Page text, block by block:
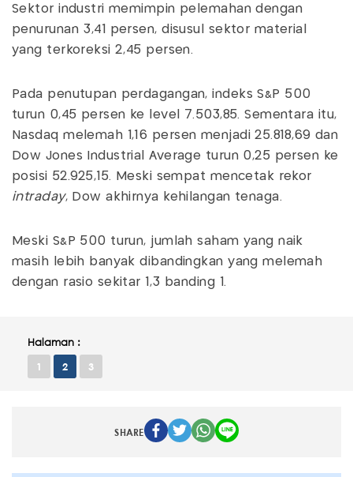
Sektor industri memimpin pelemahan dengan
penurunan 3,41 persen, disusul sektor material
yang terkoreksi 2,45 persen.
Pada penutupan perdagangan, indeks S&P 500
turun 0,45 persen ke level 7.503,85. Sementara itu,
Nasdaq melemah 1,16 persen menjadi 25.818,69 dan
Dow Jones Industrial Average turun 0,25 persen ke
posisi 52.925,15. Meski sempat mencetak rekor
intraday, Dow akhirnya kehilangan tenaga.
Meski S&P 500 turun, jumlah saham yang naik
masih lebih banyak dibandingkan yang melemah
dengan rasio sekitar 1,3 banding 1.
Halaman :
1 2 3
SHARE